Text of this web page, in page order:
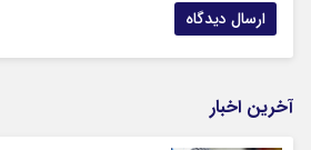
آخرین اخبار